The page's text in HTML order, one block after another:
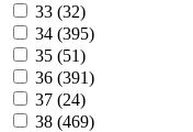
33 (32)
34 (395)
35 (51)
36 (391)
37 (24)
38 (469)